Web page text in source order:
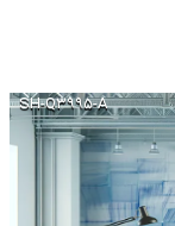
SH-Q۳۹۹۵-A